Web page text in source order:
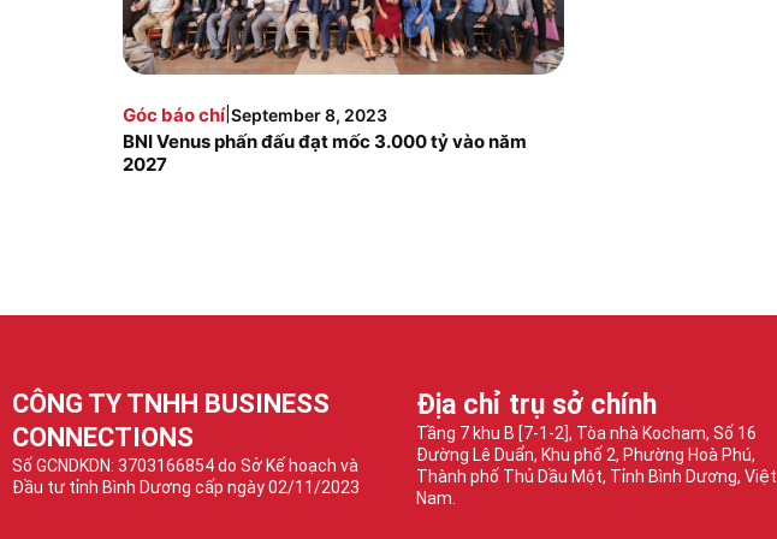
Góc báo chí|September 8, 2023
BNI Venus phấn đấu đạt mốc 3.000 tỷ vào năm
2027
CÔNG TY TNHH BUSINESS
CONNECTIONS
Số GCNDKDN: 3703166854 do Sở Kế hoạch và
Đầu tư tỉnh Bình Dương cấp ngày 02/11/2023
Địa chỉ trụ sở chính
Tầng 7 khu B [7-1-2], Tòa nhà Kocham, Số 16
Đường Lê Duẩn, Khu phố 2, Phường Hoà Phú,
Thành phố Thủ Dầu Một, Tỉnh Bình Dương, Việt
Nam.